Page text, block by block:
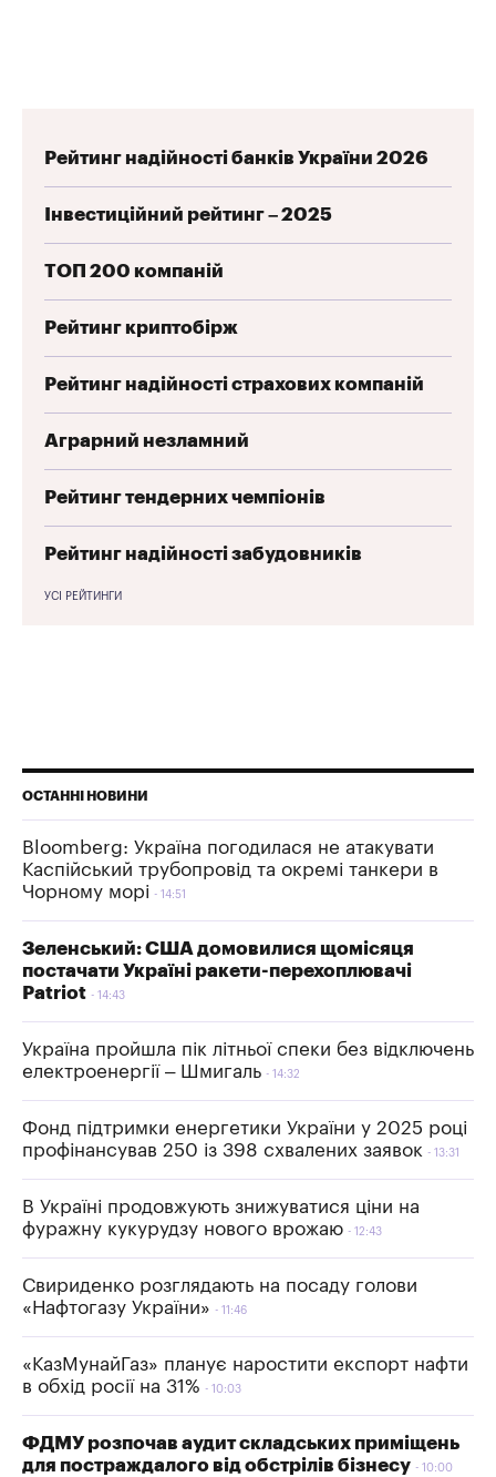
Рейтинг надійності банків України 2026
Інвестиційний рейтинг – 2025
ТОП 200 компаній
Рейтинг криптобірж
Рейтинг надійності страхових компаній
Аграрний незламний
Рейтинг тендерних чемпіонів
Рейтинг надійності забудовників
УСІ РЕЙТИНГИ
ОСТАННІ НОВИНИ
Bloomberg: Україна погодилася не атакувати
Каспійський трубопровід та окремі танкери в
Чорному морі
14:51
Зеленський: США домовилися щомісяця
постачати Україні ракети-перехоплювачі
Patriot
14:43
Україна пройшла пік літньої спеки без відключень
електроенергії – Шмигаль
14:32
Фонд підтримки енергетики України у 2025 році
профінансував 250 із 398 схвалених заявок
13:31
В Україні продовжують знижуватися ціни на
фуражну кукурудзу нового врожаю
12:43
Свириденко розглядають на посаду голови
«Нафтогазу України»
11:46
«КазМунайГаз» планує наростити експорт нафти
в обхід росії на 31%
10:03
ФДМУ розпочав аудит складських приміщень
для постраждалого від обстрілів бізнесу
10:00